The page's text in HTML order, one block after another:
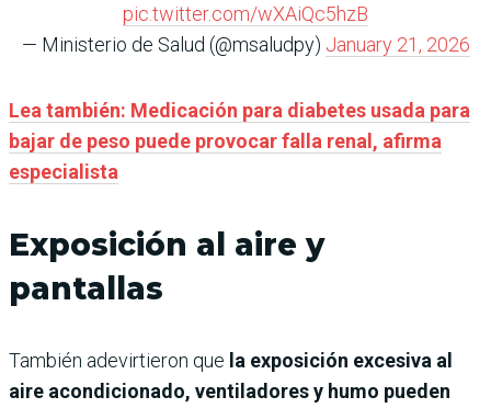
pic.twitter.com/wXAiQc5hzB
— Ministerio de Salud (@msaludpy) January 21, 2026
Lea también: Medicación para diabetes usada para
bajar de peso puede provocar falla renal, afirma
especialista
Exposición al aire y
pantallas
También adevirtieron que la exposición excesiva al
aire acondicionado, ventiladores y humo pueden